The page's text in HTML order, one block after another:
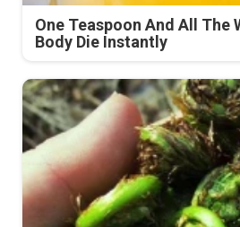
One Teaspoon And All The
Body Die Instantly